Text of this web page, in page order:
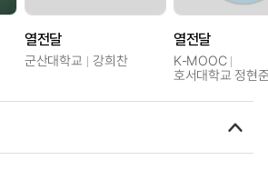
열전달
군산대학교 강희찬
열전달
K-MOOC
호서대학교 정현